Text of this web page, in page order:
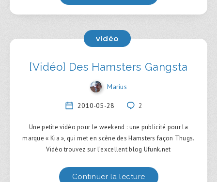
vidéo
[Vidéo] Des Hamsters Gangsta
Marius
2010-05-28 2
Une petite vidéo pour le weekend : une publicité pour la
marque « Kia », qui met en scène des Hamsters façon Thugs.
Vidéo trouvez sur l’excellent blog Ufunk.net
Continuer la lecture